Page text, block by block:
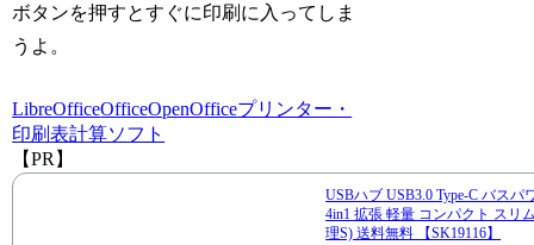
ボタンを押すとすぐに印刷に入ってしま
うよ。
LibreOfficeOfficeOpenOfficeプリンター・
印刷表計算ソフト
【PR】
USBハブ USB3.0 Type-C バスパ
4in1 拡張 軽量 コンパクト スリ
理S) 送料無料 【SK19116】